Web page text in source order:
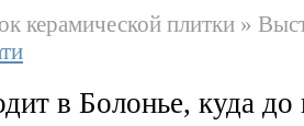
керамической плитки »
в Болонье, куда до